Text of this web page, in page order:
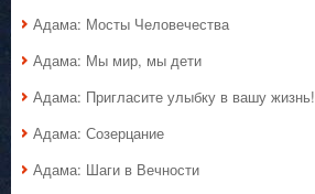
Адама: Мосты Человечества
Адама: Мы мир, мы дети
Адама: Пригласите улыбку в вашу жизнь!
Адама: Созерцание
Адама: Шаги в Вечности